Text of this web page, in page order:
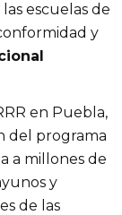
escuelas de
y
en Puebla,
del programa
a millones de
y
de las